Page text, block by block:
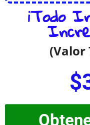
¡Todo
(Valor